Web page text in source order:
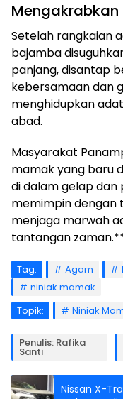
Mengakrabkan
Setelah rangkaian
bajamba
panjang, disantap
kebersamaan dan
menghidupkan
abad.
Masyarakat
mamak yang baru
di dalam gelap dan
memimpin dengan
menjaga marwah
tantangan
Tag: Agam
niniak mamak
Topik:
Niniak
Penulis: Rafika
Santi
Nissan X-